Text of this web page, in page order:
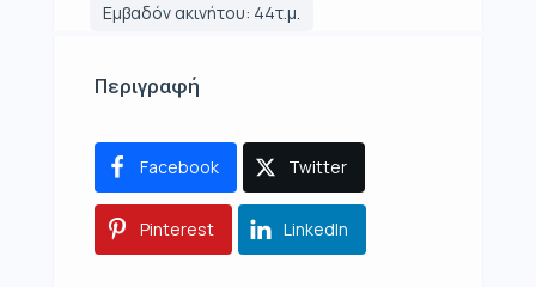
Εμβαδόν ακινήτου: 44τ.μ.
Περιγραφή
Facebook Twitter
Pinterest LinkedIn